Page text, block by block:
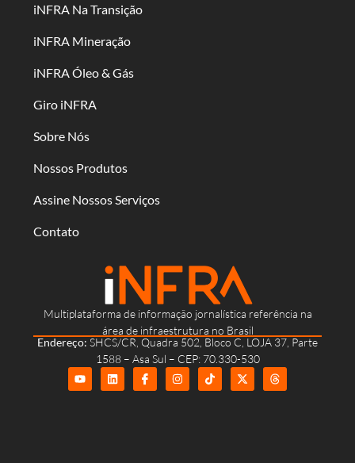
Multiplataforma de informação jornalística referência na
área de infraestrutura no Brasil
Endereço: SHCS/CR, Quadra 502, Bloco C, LOJA 37, Parte
1588 – Asa Sul – CEP: 70.330-530
iNFRA Na Transição
iNFRA Mineração
iNFRA Óleo & Gás
Giro iNFRA
Sobre Nós
Nossos Produtos
Assine Nossos Serviços
Contato